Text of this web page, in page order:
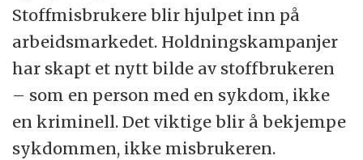
Stoffmisbrukere blir hjulpet inn på
arbeidsmarkedet. Holdningskampanjer
har skapt et nytt bilde av stoffbrukeren
– som en person med en sykdom, ikke
en kriminell. Det viktige blir å bekjempe
sykdommen, ikke misbrukeren.